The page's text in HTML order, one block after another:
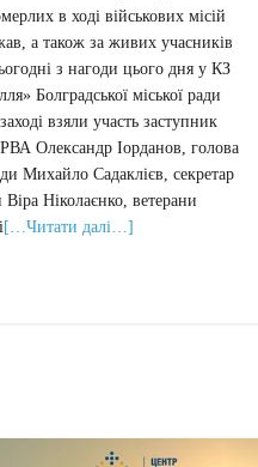
в ході військових місій
а також за живих учасників
з нагоди цього дня у КЗ
Болградської міської ради
взяли участь заступник
РВА Олександр Іорданов, голова
Михайло Садаклієв, секретар
Віра Ніколаєнко, ветерани
[…Читати далі…]